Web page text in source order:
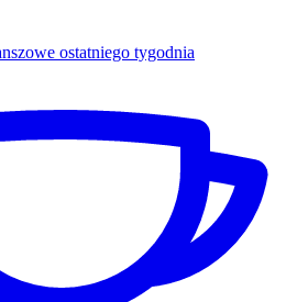
ostatniego tygodnia